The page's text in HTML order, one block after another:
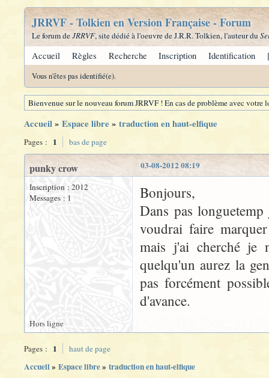
JRRVF - Tolkien en Version Française - Forum
Le forum deJRRVF, site dédié à l'oeuvre de J.R.R. Tolkien, l'auteur du
Accueil Règles Recherche Inscription Identification
Vous n'êtes pas identifié(e).
Bienvenue sur le nouveau forum JRRVF ! En cas de problème avec
Accueil» Espace libre » traduction en haut-elfique
Pages : 1 bas de page
03-08-2012 08:19
punky crow
Inscription : 2012
Messages : 1
Bonjours,
Dans pas
voudrai faire
mais j'ai cherché je
quelqu'un aurez la
pas forcément
d'avance.
Hors ligne
Pages : 1 haut de page
Accueil» Espace libre» traduction en haut-elfique